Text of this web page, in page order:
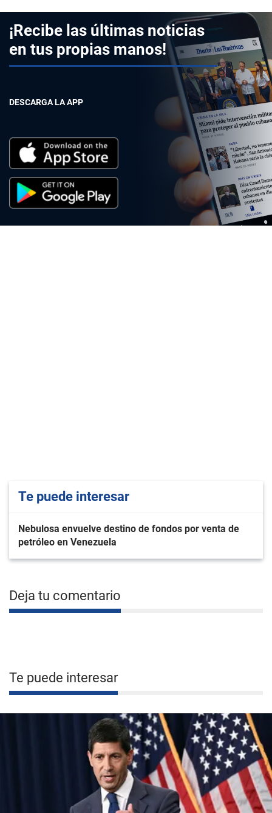
¡Recibe las últimas noticias
en tus propias manos!
DESCARGA LA APP
Te puede interesar
Nebulosa envuelve destino de fondos por venta de
petróleo en Venezuela
Deja tu comentario
Te puede interesar